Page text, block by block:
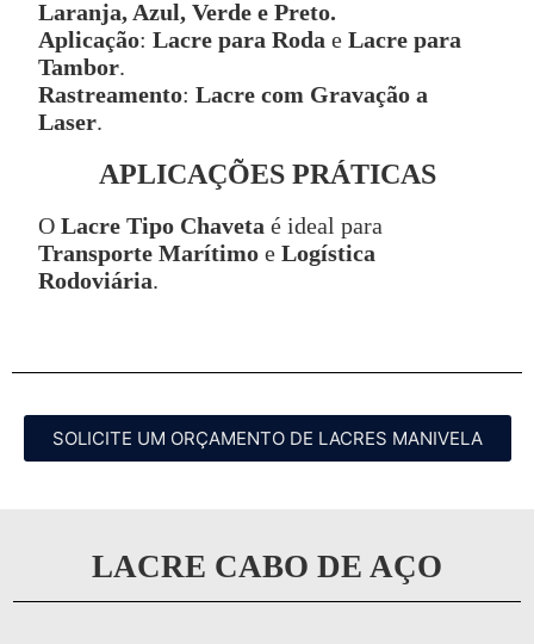
Laranja, Azul, Verde e Preto.
Aplicação: Lacre para Roda e Lacre para
Tambor.
Rastreamento: Lacre com Gravação a
Laser.
APLICAÇÕES PRÁTICAS
O Lacre Tipo Chaveta é ideal para
Transporte Marítimo e Logística
Rodoviária.
SOLICITE UM ORÇAMENTO DE LACRES MANIVELA
LACRE CABO DE AÇO